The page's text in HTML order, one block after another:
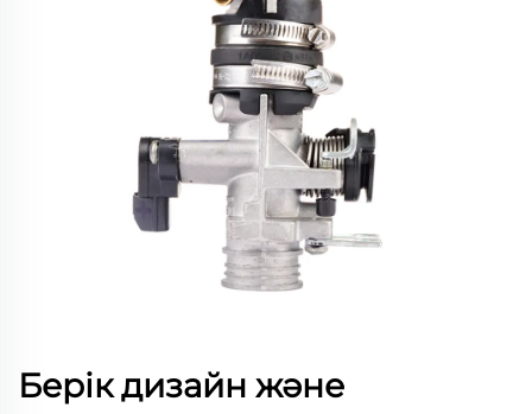
Берік дизайн және